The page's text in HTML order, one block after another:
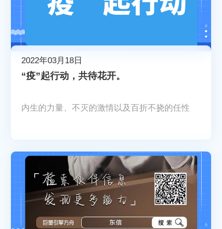
2022年03月18日
“疫”起行动，共待花开。
内生的力量、不灭的激情以及百折不挠的任性